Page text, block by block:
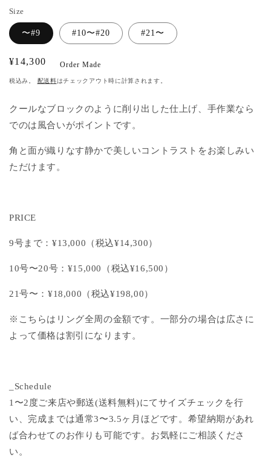
Size
〜#9 #10〜#20 #21〜
通
常
格
¥14,300 Order Made
税込み。 配送料はチェックアウト時に計算されます。
クールなブロックのように削り出した仕上げ、手作業なら
でのは風合いがポイントです。
角と面が織りなす静かで美しいコントラストをお楽しみい
ただけます。
PRICE
9号まで：¥13,000（税込¥14,300）
10号〜20号：¥15,000（税込¥16,500）
21号〜：¥18,000（税込¥198,00）
※こちらはリング全周の金額です。一部分の場合は広さに
よって価格は割引になります。
_Schedule
1〜2度ご来店や郵送(送料無料)にてサイズチェックを行
い、完成までは通常3〜3.5ヶ月ほどです。希望納期があれ
ば合わせてのお作りも可能です。お気軽にご相談くださ
い。